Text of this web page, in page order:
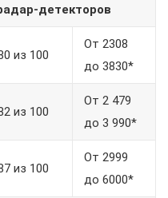
детекторов
из 100
От 2308
до 3830*
из 100
От 2 479
до 3 990*
из 100
От 2999
до 6000*